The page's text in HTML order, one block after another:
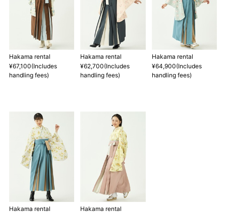
Hakama rental
¥67,100(Includes
handling fees)
Hakama rental
¥62,700(Includes
handling fees)
Hakama rental
¥64,900(Includes
handling fees)
Hakama rental
Hakama rental